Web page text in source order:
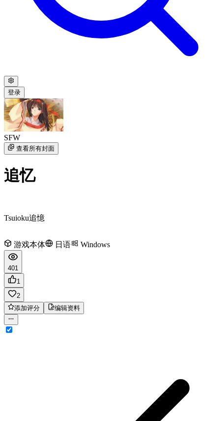
登录
SFW
查看所有封面
追忆
Tsuioku追憶
游戏本体 日语 Windows
401
1
2
添加评分
编辑资料